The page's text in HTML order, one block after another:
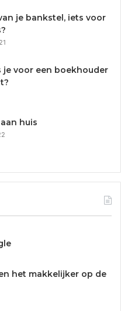
je bankstel, iets voor
je voor een boekhouder
huis
het makkelijker op de